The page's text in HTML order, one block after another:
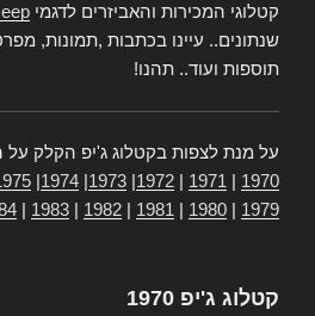
קטלוגי המכירות והאביזרים לדגמי
שנתונים.. עיינו בכתבות ,תמונות,
תוספות ועוד.. תהנו!
על מנת לצפות בקטלוג ג'יפ הקלק על
1970
1971
1972
1973
1974
1979
1980
1981
1982
1983
קטלוג ג'יפ 1970